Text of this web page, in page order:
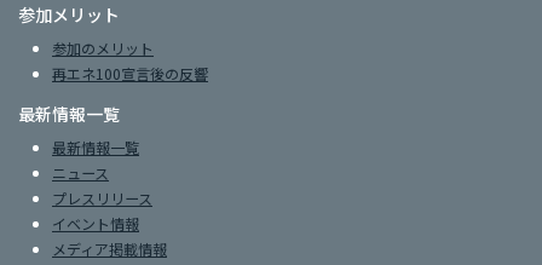
参加メリット
参加のメリット
再エネ100宣言後の反響
最新情報一覧
最新情報一覧
ニュース
プレスリリース
イベント情報
メディア掲載情報